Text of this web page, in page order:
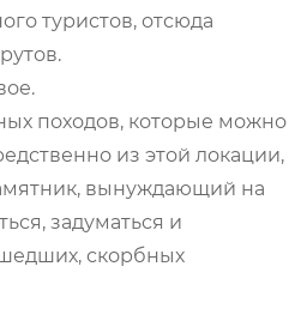
туристов, отсюда
походов, которые можно
из этой локации,
вынуждающий на
задуматься и
скорбных